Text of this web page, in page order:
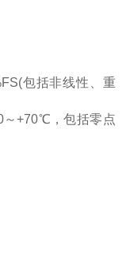
包括非线性、重
+70℃，包括零点